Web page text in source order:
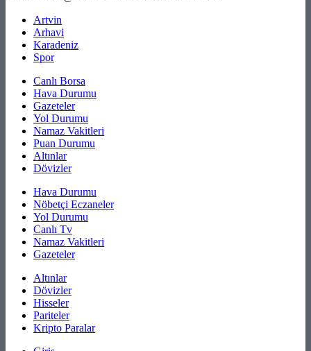
Artvin
Arhavi
Karadeniz
Spor
Canlı Borsa
Hava Durumu
Gazeteler
Yol Durumu
Namaz Vakitleri
Puan Durumu
Altınlar
Dövizler
Hava Durumu
Nöbetçi Eczaneler
Yol Durumu
Canlı Tv
Namaz Vakitleri
Gazeteler
Altınlar
Dövizler
Hisseler
Pariteler
Kripto Paralar